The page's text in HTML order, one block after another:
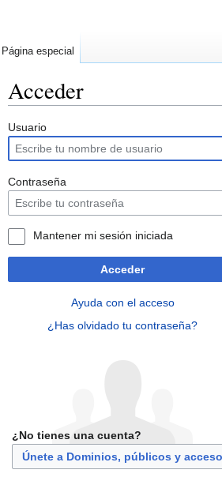
Acceder
Ir
la
navegación
Ir
la
búsqueda
Usuario
Contraseña
Mantener mi sesión iniciada
Acceder
Ayuda con el acceso
¿Has olvidado tu contraseña?
¿No tienes una cuenta?
Únete a Dominios, públicos y acceso
Página especial